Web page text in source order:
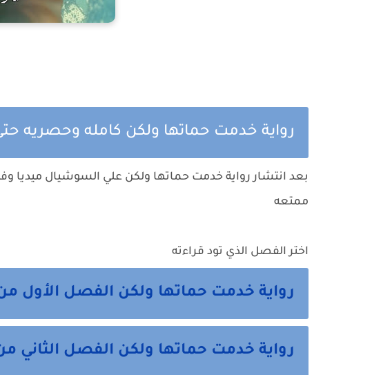
رواية خدمت حماتها ولكن كامله وحصريه
بعد انتشار رواية خدمت حماتها ولكن علي السوشيال ميديا
ممتعه
اختر الفصل الذي تود قراءته
رواية خدمت حماتها ولكن الفصل الأول
رواية خدمت حماتها ولكن الفصل الثاني